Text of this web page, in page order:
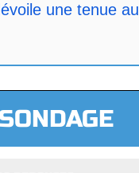
une tenue
SONDAGE